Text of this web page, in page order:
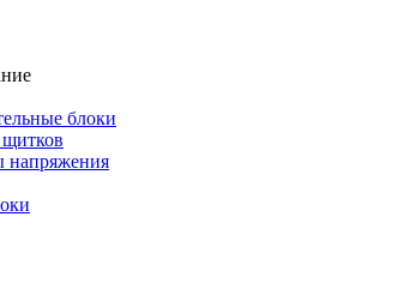
блоки
щитков
напряжения